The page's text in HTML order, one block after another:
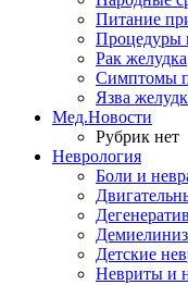
Питание
Процедуры
Рак желудка
Симптомы
Язва
Мед.Новости
Рубрик нет
Неврология
Боли и
Детские
Невриты и